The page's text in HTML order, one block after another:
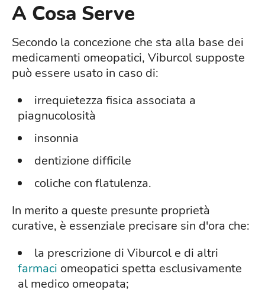
A Cosa Serve
Secondo la concezione che sta alla base dei
medicamenti omeopatici, Viburcol supposte
può essere usato in caso di:
irrequietezza fisica associata a
piagnucolosità
insonnia
dentizione difficile
coliche con flatulenza.
In merito a queste presunte proprietà
curative, è essenziale precisare sin d'ora che:
la prescrizione di Viburcol e di altri
farmaci omeopatici spetta esclusivamente
al medico omeopata;